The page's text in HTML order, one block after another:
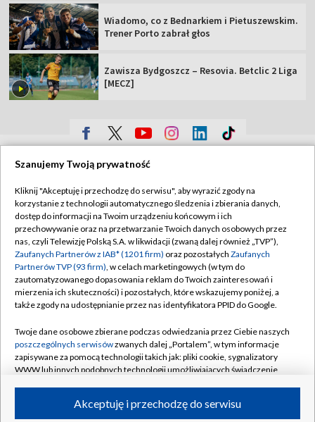
Wiadomo, co z Bednarkiem i Pietuszewskim.
Trener Porto zabrał głos
Zawisza Bydgoszcz – Resovia. Betclic 2 Liga
[MECZ]
Sklep TVP
Biuro Reklamy
Oferta Handlowa
Telegazeta ogłoszenia
Emisja w TVP
Ogłoszenia przetargowe
Akademia Telewizyjna
Centrum informacji TVP
Polityka prywatności
Moje zgody
Biuro reklamy
Kontakt
©2026 Telewizja Polska Spółka Akcyjna w likwidacji
Szanujemy Twoją prywatność
Kliknij "Akceptuję i przechodzę do serwisu", aby wyrazić zgody na
korzystanie z technologii automatycznego śledzenia i zbierania danych,
dostęp do informacji na Twoim urządzeniu końcowym i ich
przechowywanie oraz na przetwarzanie Twoich danych osobowych przez
nas, czyli Telewizję Polską S.A. w likwidacji (zwaną dalej również „TVP”),
Zaufanych Partnerów z IAB* (1201 firm) oraz pozostałych Zaufanych
Partnerów TVP (93 firm), w celach marketingowych (w tym do
zautomatyzowanego dopasowania reklam do Twoich zainteresowań i
mierzenia ich skuteczności) i pozostałych, które wskazujemy poniżej, a
także zgody na udostępnianie przez nas identyfikatora PPID do Google.
Twoje dane osobowe zbierane podczas odwiedzania przez Ciebie naszych
poszczególnych serwisówzwanych dalej „Portalem”, w tym informacje
zapisywane za pomocą technologii takich jak: pliki cookie, sygnalizatory
WWW lub innych podobnych technologii umożliwiających świadczenie
ruchu w Internecie.Akceptuję i przechodzę do serwisu